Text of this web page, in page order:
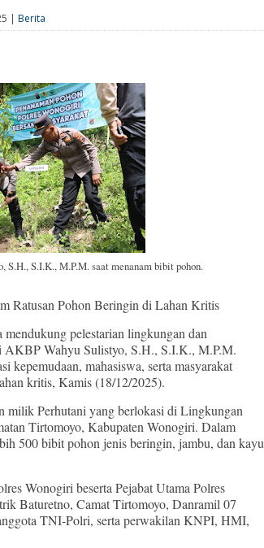
| Berita
S.I.K., M.P.M. saat menanam bibit pohon.
Ratusan Pohon Beringin di Lahan Kritis
mendukung pelestarian lingkungan dan
AKBP Wahyu Sulistyo, S.H., S.I.K., M.P.M.
kepemudaan, mahasiswa, serta masyarakat
kritis, Kamis (18/12/2025).
milik Perhutani yang berlokasi di Lingkungan
Tirtomoyo, Kabupaten Wonogiri. Dalam
500 bibit pohon jenis beringin, jambu, dan kayu
Wonogiri beserta Pejabat Utama Polres
Baturetno, Camat Tirtomoyo, Danramil 07
TNI-Polri, serta perwakilan KNPI, HMI,